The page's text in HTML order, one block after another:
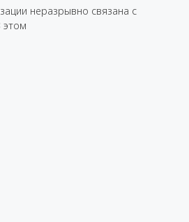
неразрывно связана с
этом